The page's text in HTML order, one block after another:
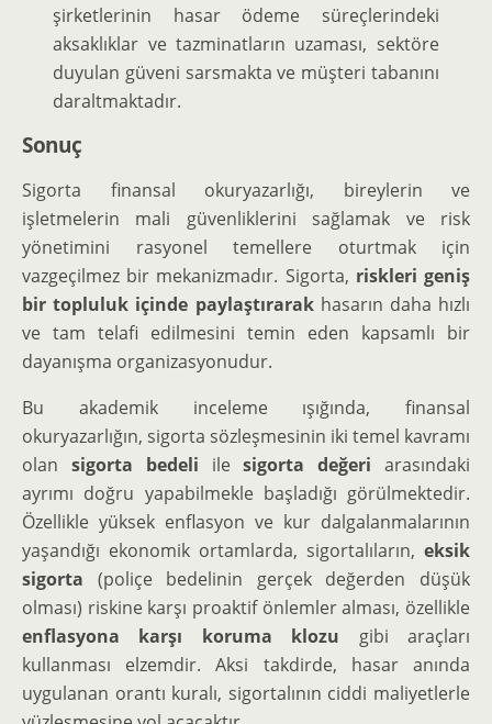
şirketlerinin hasar ödeme süreçlerindeki
aksaklıklar ve tazminatların uzaması, sektöre
duyulan güveni sarsmakta ve müşteri tabanını
daraltmaktadır.
Sonuç
Sigorta finansal okuryazarlığı, bireylerin ve
işletmelerin mali güvenliklerini sağlamak ve risk
yönetimini rasyonel temellere oturtmak için
vazgeçilmez bir mekanizmadır. Sigorta, riskleri geniş
bir topluluk içinde paylaştırarakhasarın daha hızlı
ve tam telafi edilmesini temin eden kapsamlı bir
dayanışma organizasyonudur.
Bu akademik inceleme ışığında, finansal
okuryazarlığın, sigorta sözleşmesinin iki temel kavramı
olan sigorta bedeli ilesigorta değeri arasındaki
ayrımı doğru yapabilmekle başladığı görülmektedir.
Özellikle yüksek enflasyon ve kur dalgalanmalarının
yaşandığı ekonomik ortamlarda, sigortalıların, eksik
sigorta (poliçe bedelinin gerçek değerden düşük
olması) riskine karşı proaktif önlemler alması, özellikle
enflasyona karşı koruma klozu gibi araçları
kullanması elzemdir. Aksi takdirde, hasar anında
uygulanan orantı kuralı, sigortalının ciddi maliyetlerle